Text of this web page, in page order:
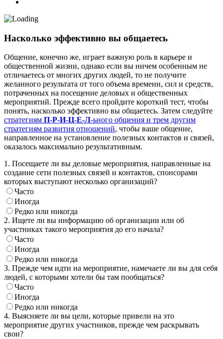
Насколько эффективно вы общаетесь
Общение, конечно же, играет важную роль в карьере и
общественной жизни, однако если вы ничем особенным не
отличаетесь от многих других людей, то не получите
желанного результата от того объема времени, сил и средств,
потраченных на посещение деловых и общественных
мероприятий. Прежде всего пройдите короткий тест, чтобы
понять, насколько эффективно вы общаетесь. Затем следуйте
стратегиям П-Р-И-Ц-Е-Л-ьного общения и трем другим
стратегиям развития отношений, чтобы ваше общение,
направленное на установление полезных контактов и связей,
оказалось максимально результативным.
1. Посещаете ли вы деловые мероприятия, направленные на
создание сети полезных связей и контактов, спонсорами
которых выступают несколько организаций?
Часто
Иногда
Редко или никогда
2. Ищете ли вы информацию об организации или об
участниках такого мероприятия до его начала?
Часто
Иногда
Редко или никогда
3. Прежде чем идти на мероприятие, намечаете ли вы для себя
людей, с которыми хотели бы там пообщаться?
Часто
Иногда
Редко или никогда
4. Выясняете ли вы цели, которые привели на это
мероприятие других участников, прежде чем раскрывать
свои?